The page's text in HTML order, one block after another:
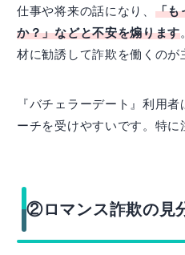
仕事や将来の話になり、 「も
か？」などと不安を煽ります
材に勧誘して詐欺を働くのが
『バチェラーデート』利用
ーチを受けやすいです。特に
②ロマンス詐欺の見